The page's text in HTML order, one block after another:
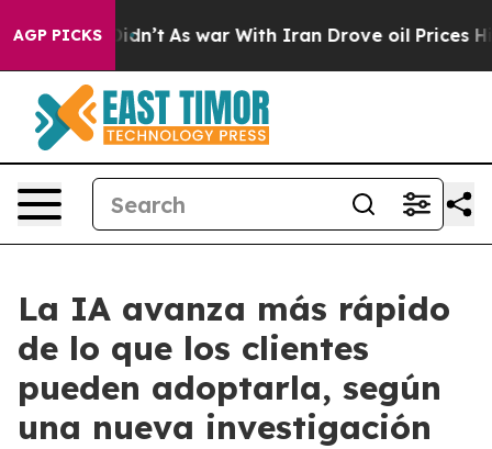
AGP PICKS
it Didn’t As war With Iran Drove oil Prices
La IA avanza más rápido
de lo que los clientes
pueden adoptarla, según
una nueva investigación